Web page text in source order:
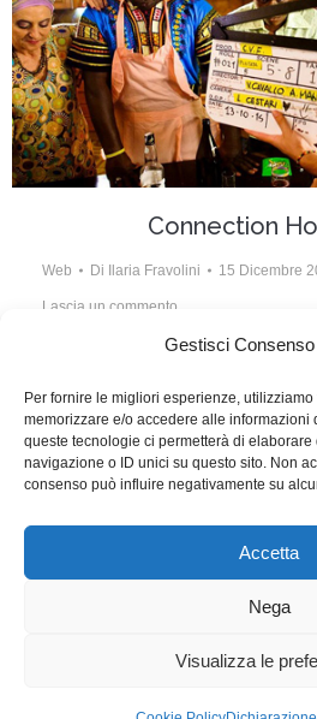
Gestisci
Per fornire le migliori esperienze,
memorizzare e/o accedere alle informazioni
queste tecnologie ci permetterà di
navigazione o ID unici su questo sito. Non
consenso può influire negativamente su
Accetta
Nega
Visualizza le
Connection
Web Di Ilaria Fravolini 15 Dicembre
Lascia un commento
Scritto da Gian Luca Castaldi,
1 … 32 33 34
85
+39 347
WGItalia